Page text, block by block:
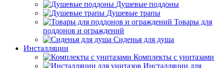
Душевые поддоны
Душевые трапы
Товары для
поддонов и ограждений
Сиденья для душа
Инсталляции
Комплекты с унитазами
Инсталляции для